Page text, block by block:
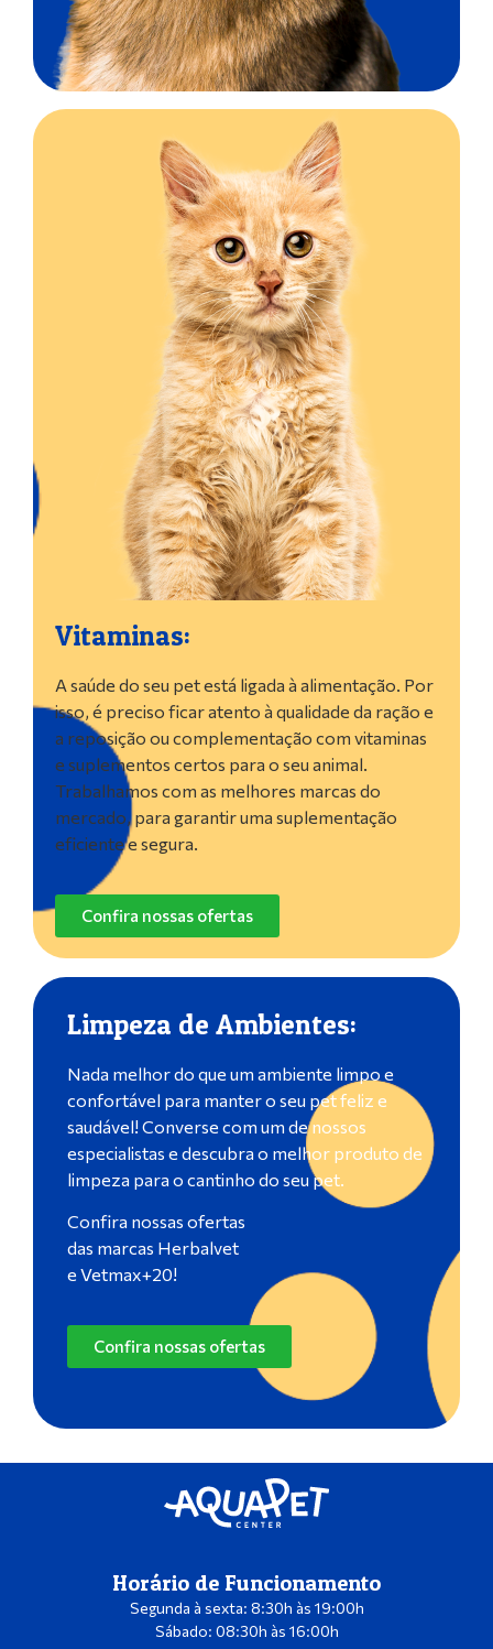
Vitaminas:
A saúde do seu pet está ligada à alimentação. Por
isso, é preciso ficar atento à qualidade da ração e
a reposição ou complementação com vitaminas
e suplementos certos para o seu animal.
Trabalhamos com as melhores marcas do
mercado, para garantir uma suplementação
eficiente e segura.
Confira nossas ofertas
Limpeza de Ambientes:
Nada melhor do que um ambiente limpo e
confortável para manter o seu pet feliz e
saudável! Converse com um de nossos
especialistas e descubra o melhor produto de
limpeza para o cantinho do seu pet.
Confira nossas ofertas
das marcas Herbalvet
e Vetmax+20!
Confira nossas ofertas
Horário de Funcionamento
Segunda à sexta: 8:30h às 19:00h
Sábado: 08:30h às 16:00h